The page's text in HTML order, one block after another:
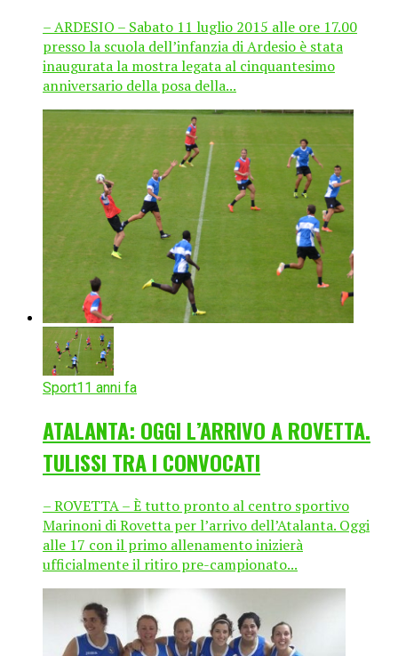
– ARDESIO – Sabato 11 luglio 2015 alle ore 17.00
presso la scuola dell’infanzia di Ardesio è stata
inaugurata la mostra legata al cinquantesimo
anniversario della posa della...
Sport11 anni fa
ATALANTA: OGGI L’ARRIVO A ROVETTA.
TULISSI TRA I CONVOCATI
– ROVETTA – È tutto pronto al centro sportivo
Marinoni di Rovetta per l’arrivo dell’Atalanta. Oggi
alle 17 con il primo allenamento inizierà
ufficialmente il ritiro pre-campionato...